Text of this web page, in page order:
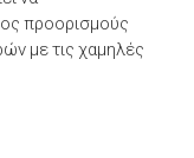
προορισμούς
με τις χαμηλές